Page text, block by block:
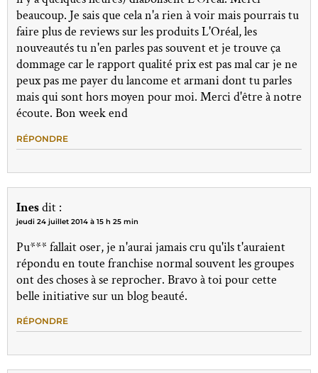
beaucoup. Je sais que cela n'a rien à voir mais pourrais tu
faire plus de reviews sur les produits L'Oréal, les
nouveautés tu n'en parles pas souvent et je trouve ça
dommage car le rapport qualité prix est pas mal car je ne
peux pas me payer du lancome et armani dont tu parles
mais qui sont hors moyen pour moi. Merci d'être à notre
écoute. Bon week end
RÉPONDRE
Inesdit :
jeudi 24 juillet 2014 à 15 h 25 min
Pu*** fallait oser, je n'aurai jamais cru qu'ils t'auraient
répondu en toute franchise normal souvent les groupes
ont des choses à se reprocher. Bravo à toi pour cette
belle initiative sur un blog beauté.
RÉPONDRE